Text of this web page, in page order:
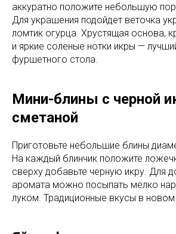
аккуратно положите небольшую
Для украшения подойдет веточка
ломтик огурца. Хрустящая основа,
и яркие соленые нотки икры —
фуршетного стола.
Мини-блины с черной
сметаной
Приготовьте небольшие блины
На каждый блинчик положите
сверху добавьте черную икру. Для
аромата можно посыпать мелко
луком. Традиционные вкусы в